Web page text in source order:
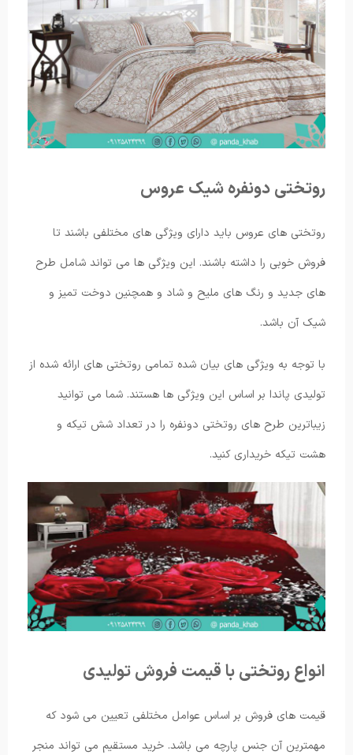
روتختی دونفره شیک عروس
روتختی های عروس باید دارای ویژگی های مختلفی باشند تا
فروش خوبی را داشته باشند. این ویژگی ها می تواند شامل طرح
های جدید و رنگ های ملیح و شاد و همچنین دوخت تمیز و
شیک آن باشد.
با توجه به ویژگی های بیان شده تمامی روتختی های ارائه شده از
تولیدی پاندا بر اساس این ویژگی ها هستند. شما می توانید
زیباترین طرح های روتختی دونفره را در تعداد شش تیکه و
هشت تیکه خریداری کنید.
انواع روتختی با قیمت فروش تولیدی
قیمت های فروش بر اساس عوامل مختلفی تعیین می شود که
مهمترین آن جنس پارچه می باشد. خرید مستقیم می تواند منجر